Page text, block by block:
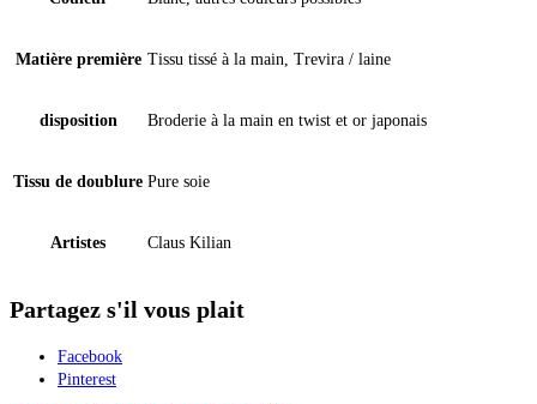
Matière première Tissu tissé à la main, Trevira / laine
disposition Broderie à la main en twist et or japonais
Tissu de doublure Pure soie
Artistes Claus Kilian
Partagez s'il vous plait
Facebook
Pinterest